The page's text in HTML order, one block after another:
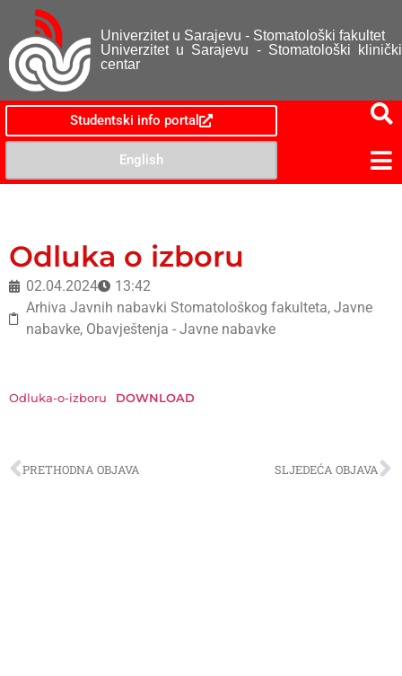
Univerzitet u Sarajevu - Stomatološki fakultet
Univerzitet u Sarajevu - Stomatološki klinički
centar
Studentski info portal
English
Odluka o izboru
02.04.2024
13:42
Arhiva Javnih nabavki Stomatološkog fakulteta, Javne
nabavke, Obavještenja - Javne nabavke
Odluka-o-izboru DOWNLOAD
PRETHODNA OBJAVA SLJEDEĆA OBJAVA